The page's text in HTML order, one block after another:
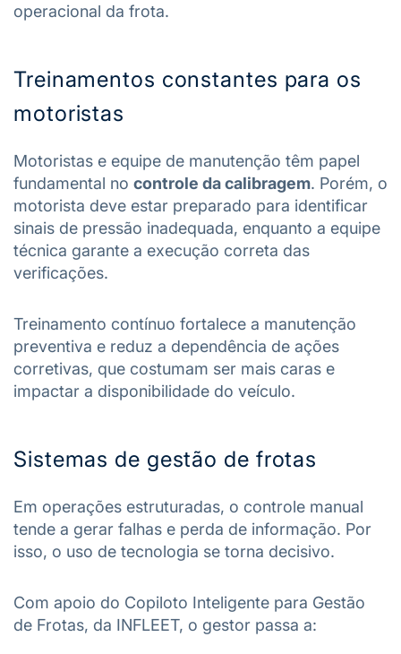
operacional da frota.
Treinamentos constantes para os
motoristas
Motoristas e equipe de manutenção têm papel
fundamental no controle da calibragem. Porém, o
motorista deve estar preparado para identificar
sinais de pressão inadequada, enquanto a equipe
técnica garante a execução correta das
verificações.
Treinamento contínuo fortalece a manutenção
preventiva e reduz a dependência de ações
corretivas, que costumam ser mais caras e
impactar a disponibilidade do veículo.
Sistemas de gestão de frotas
Em operações estruturadas, o controle manual
tende a gerar falhas e perda de informação. Por
isso, o uso de tecnologia se torna decisivo.
Com apoio do Copiloto Inteligente para Gestão
de Frotas, da INFLEET, o gestor passa a: